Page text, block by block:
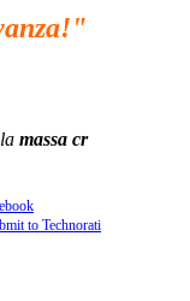
massa cr